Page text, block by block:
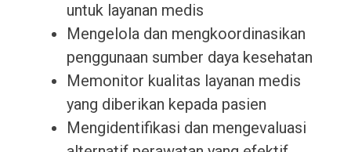
untuk layanan medis
Mengelola dan mengkoordinasikan
penggunaan sumber daya kesehatan
Memonitor kualitas layanan medis
yang diberikan kepada pasien
Mengidentifikasi dan mengevaluasi